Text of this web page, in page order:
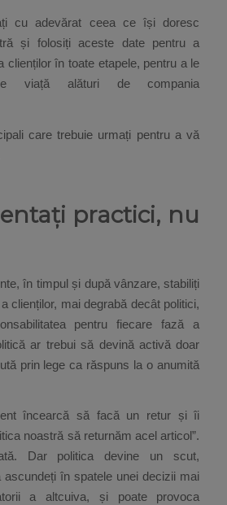
cu adevărat ceea ce își doresc
și folosiți aceste date pentru a
clienților în toate etapele, pentru a le
viață alături de compania
care trebuie urmați pentru a vă
practici, nu
în timpul și după vânzare, stabiliți
clienților, mai degrabă decât politici,
pentru fiecare fază a
ar trebui să devină activă doar
prin lege ca răspuns la o anumită
încearcă să facă un retur și îi
noastră să returnăm acel articol”.
Dar politica devine un scut,
ascundeți în spatele unei decizii mai
a altcuiva, și poate provoca